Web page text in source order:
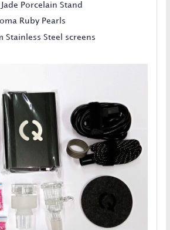
Porcelain Stand
Ruby Pearls
Stainless Steel screens